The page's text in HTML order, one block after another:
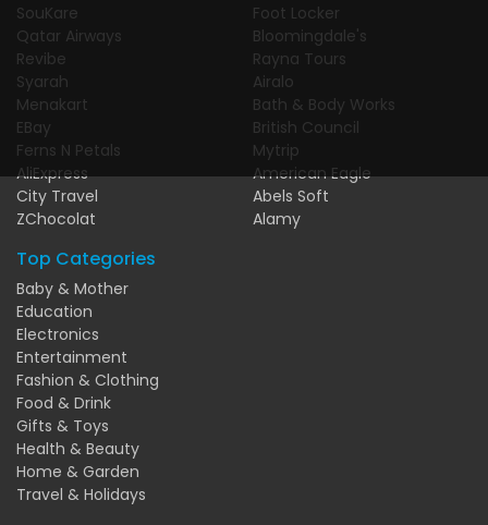
SouKare
Qatar Airways
Revibe
Syarah
Menakart
EBay
Ferns N Petals
AliExpress
City Travel
ZChocolat
Foot Locker
Bloomingdale's
Rayna Tours
Airalo
Bath & Body Works
British Council
Mytrip
American Eagle
Abels Soft
Alamy
Top Categories
Baby & Mother
Education
Electronics
Entertainment
Fashion & Clothing
Food & Drink
Gifts & Toys
Health & Beauty
Home & Garden
Travel & Holidays